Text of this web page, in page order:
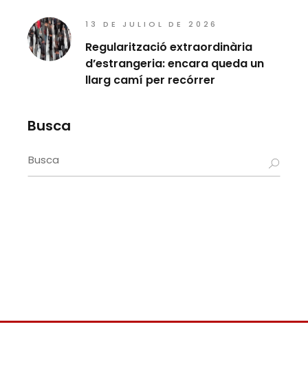
13 DE JULIOL DE 2026
Regularització extraordinària
d’estrangeria: encara queda un
llarg camí per recórrer
Busca
Search
for: